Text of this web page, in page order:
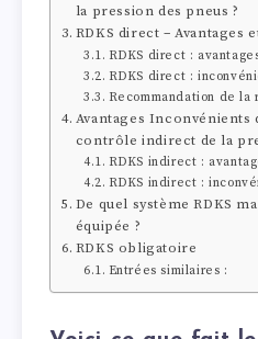
la pression des pneus ?
RDKS direct – Avantages
RDKS direct :
RDKS direct :
Recommandation de la
Avantages Inconvénients
contrôle indirect de la
RDKS indirect :
RDKS indirect :
De quel système RDKS
équipée ?
RDKS obligatoire
Entrées similaires :